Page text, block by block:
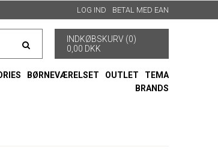
LOG IND BETAL MED EAN
INDKØBSKURV (0)
0,00 DKK
BØRNEVÆRELSET OUTLET
TEMA
BRANDS